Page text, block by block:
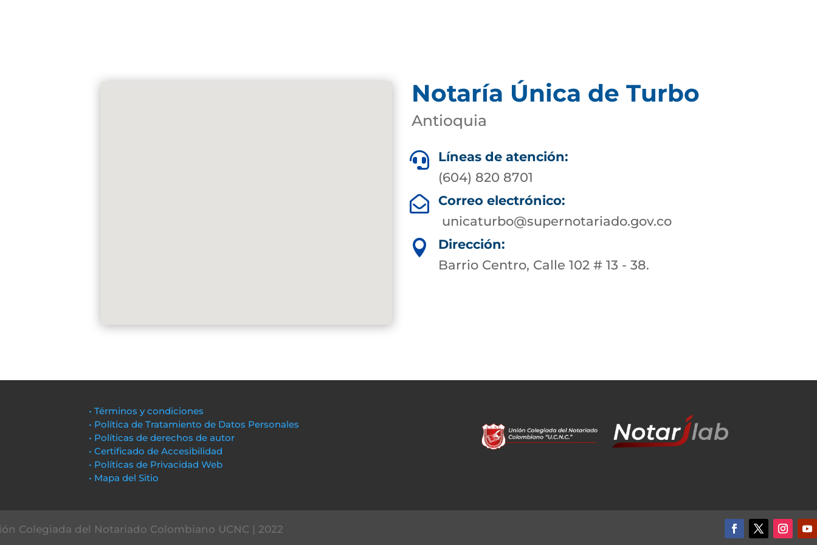
Notaría Única de Turbo
Antioquia

Líneas de atención:
(604) 820 8701

Correo electrónico:
unicaturbo@supernotariado.gov.co

Dirección:
Barrio Centro, Calle 102 # 13 - 38.
• Términos y condiciones
• Política de Tratamiento de Datos Personales
• Políticas de derechos de autor
• Certificado de Accesibilidad
• Políticas de Privacidad Web
• Mapa del Sitio
Colegiada del Notariado Colombiano UCNC | 2022